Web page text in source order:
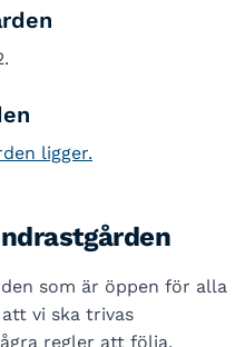
ligger.
som är öppen för alla
vi ska trivas
regler att följa.